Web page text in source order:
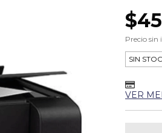
Precio sin
SIN
VER